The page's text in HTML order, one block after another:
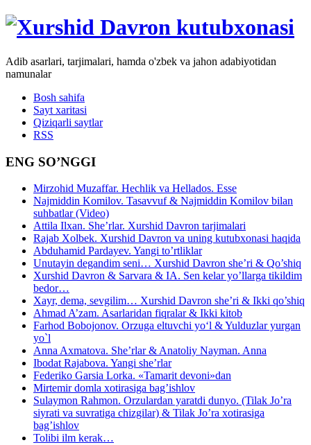
Adib asarlari, tarjimalari, hamda o'zbek va jahon adabiyotidan
namunalar
Bosh sahifa
Sayt xaritasi
Qiziqarli saytlar
RSS
ENG SO’NGGI
Mirzohid Muzaffar. Hechlik va Hellados. Esse
Najmiddin Komilov. Tasavvuf & Najmiddin Komilov bilan
suhbatlar (Video)
Attila Ilxan. She’rlar. Xurshid Davron tarjimalari
Rajab Xolbek. Xurshid Davron va uning kutubxonasi haqida
Abduhamid Pardayev. Yangi to’rtliklar
Unutayin degandim seni… Xurshid Davron she’ri & Qo’shiq
Xurshid Davron & Sarvara & IA. Sen kelar yo’llarga tikildim
bedor…
Xayr, dema, sevgilim… Xurshid Davron she’ri & Ikki qo’shiq
Ahmad A’zam. Asarlaridan fiqralar & Ikki kitob
Farhod Bobojonov. Orzuga eltuvchi yo‘l & Yulduzlar yurgan
yo`l
Anna Axmatova. She’rlar & Anatoliy Nayman. Anna
Ibodat Rajabova. Yangi she’rlar
Federiko Garsia Lorka. «Tamarit devoni»dan
Mirtemir domla xotirasiga bag’ishlov
Sulaymon Rahmon. Orzulardan yaratdi dunyo. (Tilak Jo’ra
siyrati va suvratiga chizgilar) & Tilak Jo’ra xotirasiga
bag’ishlov
Tolibi ilm kerak…